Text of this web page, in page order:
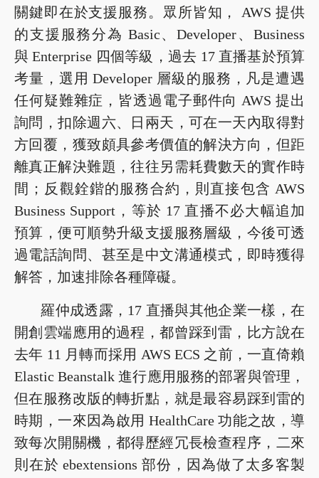
關鍵即在於支援服務。眾所皆知， AWS 提供
的支援服務分為 Basic、Developer、Business
與 Enterprise 四個等級，過去 17 直播基於預算
考量，選用 Developer 層級的服務，凡是遭遇
任何疑難雜症，皆透過電子郵件向 AWS 提出
詢問，扣除週六、日兩天，可在一天內取得對
方回覆，獲致頗具參考價值的解決方向，但距
離真正解決難題，往往另需耗費數天的實作時
間；反觀銓鍇的服務合約，則直接包含 AWS
Business Support，等於 17 直播不必大幅追加
預算，便可順勢升級支援服務層級，今後可透
過電話詢問、甚至是中文溝通模式，即時獲得
解答，加速排除各種障礙。
羅仲成透露，17 直播與其他企業一樣，在
開創雲端應用的過程，都曾踩到雷，比方說在
去年 11 月轉而採用 AWS ECS 之前，一直倚賴
Elastic Beanstalk 進行應用服務的部署與管理，
但在服務改版的轉折點，就是最容易踩到雷的
時期，一來因為啟用 HealthCare 功能之故，導
致每次開關機，都得歷經冗長檢查程序，二來
則在於 ebextensions 部份，因為做了太多客製